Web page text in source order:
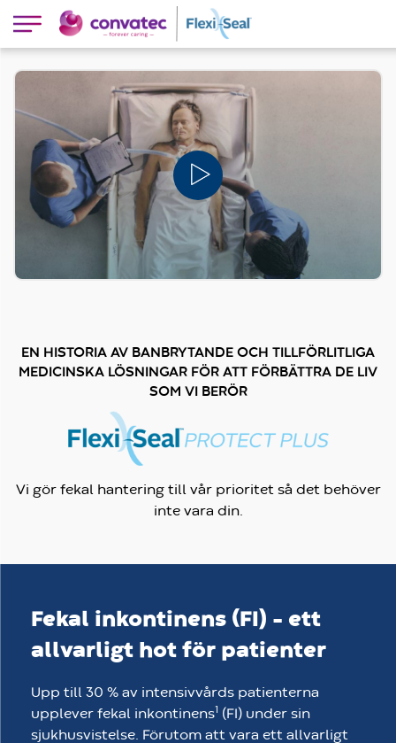
EN HISTORIA AV BANBRYTANDE OCH TILLFÖRLITLIGA
MEDICINSKA LÖSNINGAR FÖR ATT FÖRBÄTTRA DE LIV
SOM VI BERÖR
Vi gör fekal hantering till vår prioritet så det behöver
inte vara din.
Fekal inkontinens (FI) – ett
allvarligt hot för patienter
Upp till 30 % av intensivvårds patienterna
upplever fekal inkontinens1 (FI) under sin
sjukhusvistelse. Förutom att vara ett allvarligt